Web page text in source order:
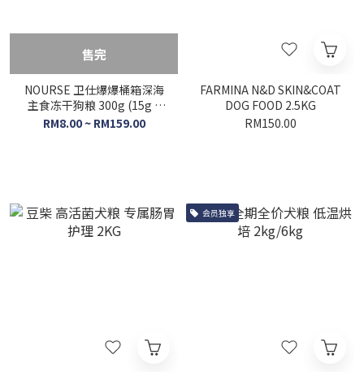
售完
NOURSE 卫仕爆爆桶箱深海
主食冻干狗粮 300g (15g x
20袋)
RM8.00 ~ RM159.00
FARMINA N&D SKIN&COAT
DOG FOOD 2.5KG
RM150.00
会员独享